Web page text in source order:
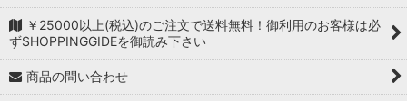
￥25000以上(税込)のご注文で送料無料！御利用のお客様は必
ずSHOPPINGGIDEを御読み下さい
商品の問い合わせ